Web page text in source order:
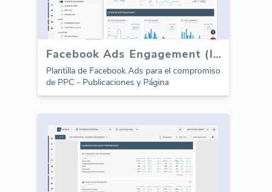
Facebook Ads Engagement (Informe)
Plantilla de Facebook Ads para el compromiso
de PPC - Publicaciones y Página